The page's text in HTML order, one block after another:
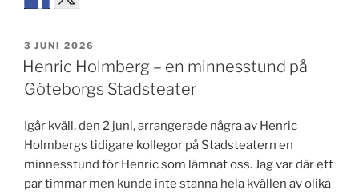
PUBLICERAT
3 JUNI 2026
Henric Holmberg – en minnesstund på
Göteborgs Stadsteater
Igår kväll, den 2 juni, arrangerade några av Henric
Holmbergs tidigare kollegor på Stadsteatern en
minnesstund för Henric som lämnat oss. Jag var där ett
par timmar men kunde inte stanna hela kvällen av olika